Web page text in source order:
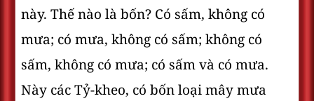
này. Thế nào là bốn? Có sấm, không có
mưa; có mưa, không có sấm; không có
sấm, không có mưa; có sấm và có mưa.
Này các Tỷ-kheo, có bốn loại mây mưa